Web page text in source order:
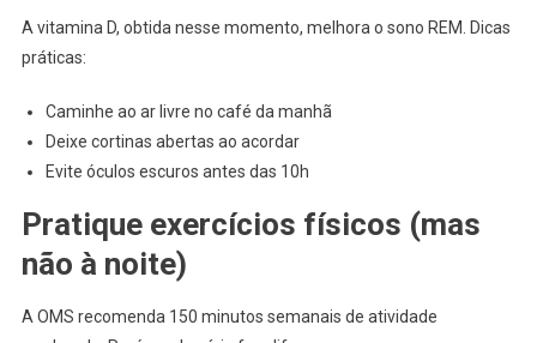
A vitamina D, obtida nesse momento, melhora o sono REM. Dicas
práticas:
Caminhe ao ar livre no café da manhã
Deixe cortinas abertas ao acordar
Evite óculos escuros antes das 10h
Pratique exercícios físicos (mas
não à noite)
A OMS recomenda 150 minutos semanais de atividade